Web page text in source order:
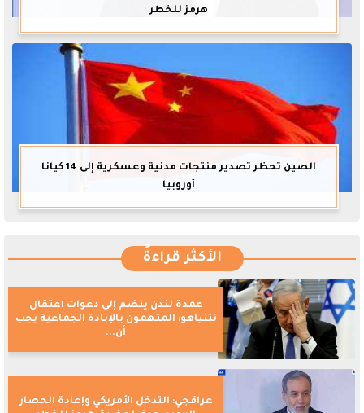
هرمز للخطر
الصين تحظر تصدير منتجات مدنية وعسكرية إلى 14 كيانا
أوروبيا
الأكثر قراءةً
عمدة لندن ينضم إلى دعوات اعتقال
نتنياهو: المتهمون بالإبادة الجماعية يجب
أن...
عراقجي: التدخل الأمريكي وإعادة الحصار